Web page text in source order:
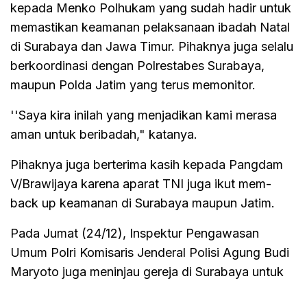
kepada Menko Polhukam yang sudah hadir untuk
memastikan keamanan pelaksanaan ibadah Natal
di Surabaya dan Jawa Timur. Pihaknya juga selalu
berkoordinasi dengan Polrestabes Surabaya,
maupun Polda Jatim yang terus memonitor.
''Saya kira inilah yang menjadikan kami merasa
aman untuk beribadah," katanya.
Pihaknya juga berterima kasih kepada Pangdam
V/Brawijaya karena aparat TNI juga ikut mem-
back up keamanan di Surabaya maupun Jatim.
Pada Jumat (24/12), Inspektur Pengawasan
Umum Polri Komisaris Jenderal Polisi Agung Budi
Maryoto juga meninjau gereja di Surabaya untuk